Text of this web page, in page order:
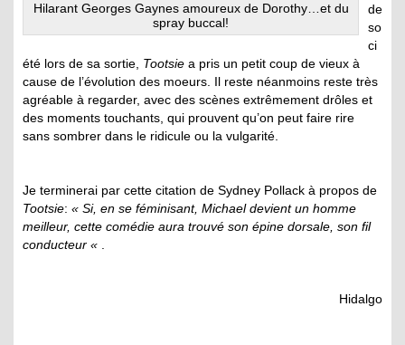
Hilarant Georges Gaynes amoureux de Dorothy…et du
spray buccal!
de
so
ci
été lors de sa sortie, Tootsie a pris un petit coup de vieux à
cause de l’évolution des moeurs. Il reste néanmoins reste très
agréable à regarder, avec des scènes extrêmement drôles et
des moments touchants, qui prouvent qu’on peut faire rire
sans sombrer dans le ridicule ou la vulgarité.
Je terminerai par cette citation de Sydney Pollack à propos de
Tootsie: « Si, en se féminisant, Michael devient un homme
meilleur, cette comédie aura trouvé son épine dorsale, son fil
conducteur « .
Hidalgo